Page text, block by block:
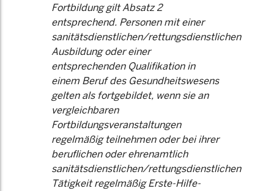
Fortbildung gilt Absatz 2
entsprechend. Personen mit einer
sanitätsdienstlichen/rettungsdienstlichen
Ausbildung oder einer
entsprechenden Qualifikation in
einem Beruf des Gesundheitswesens
gelten als fortgebildet, wenn sie an
vergleichbaren
Fortbildungsveranstaltungen
regelmäßig teilnehmen oder bei ihrer
beruflichen oder ehrenamtlich
sanitätsdienstlichen/rettungsdienstlichen
Tätigkeit regelmäßig Erste-Hilfe-